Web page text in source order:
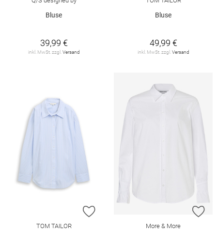
Bluse
39,99 €
inkl. MwSt. zzgl.Versand
Bluse
49,99 €
inkl. MwSt. zzgl.Versand
ZUR WUNSCHLISTE HINZUFÜGEN
TOM TAILOR More & More